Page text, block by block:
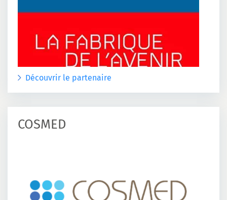
Découvrir le partenaire
COSMED